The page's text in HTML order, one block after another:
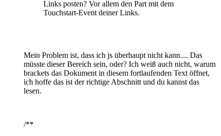
Links posten? Vor allem den Part mit dem
Touchstart-Event deiner Links.
Mein Problem ist, dass ich js überhaupt nicht kann.... Das
müsste dieser Bereich sein, oder? Ich weiß auch nicht, warum
brackets das Dokument in diesem fortlaufenden Text öffnet,
ich hoffe das ist der richtige Abschnitt und du kannst das
lesen.
/**